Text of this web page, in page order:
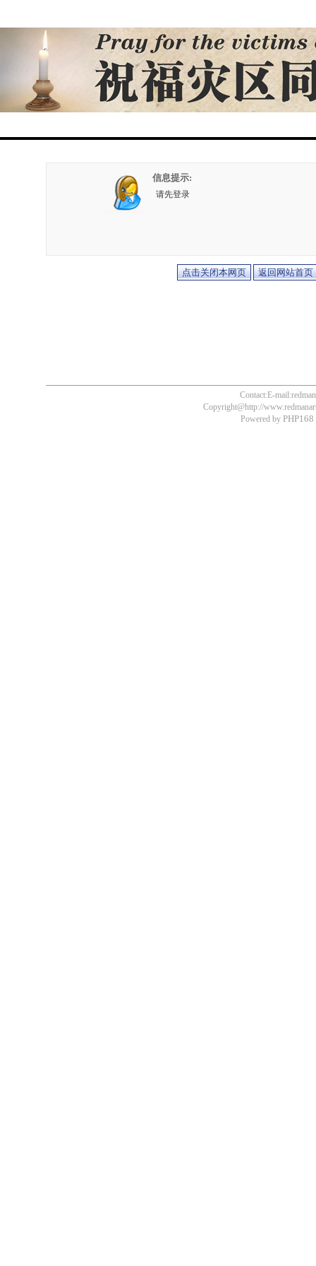
信息提示:
请先登录
Contact:E-
Copyright@http://
Powered by